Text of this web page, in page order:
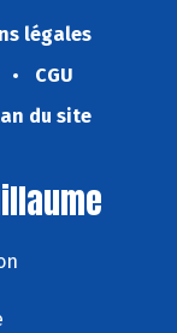
légales
CGU
du site